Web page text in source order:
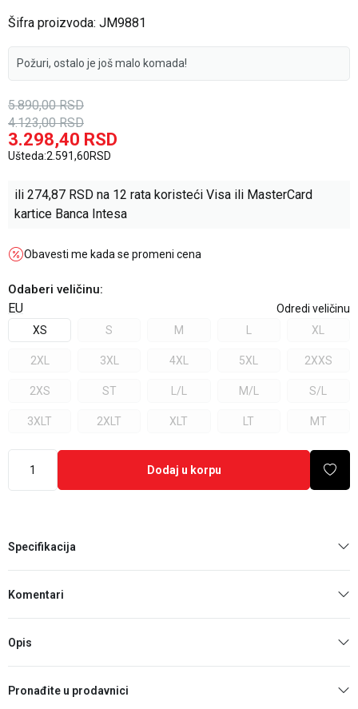
Šifra proizvoda: JM9881
Požuri, ostalo je još malo komada!
5.890,00 RSD
4.123,00 RSD
3.298,40 RSD
Ušteda:2.591,60RSD
ili 274,87 RSD na 12 rata koristeći Visa ili MasterCard
kartice Banca Intesa
Obavesti me kada se promeni cena
Odaberi veličinu:
EU
Odredi veličinu
XS
S M XL
2XL 3XL 4XL 5XL 2XXS
2XS ST L/L M/L S/L
3XLT 2XLT XLT LT MT
Dodaj u korpu
Specifikacija
Komentari
Opis
Pronađite u prodavnici